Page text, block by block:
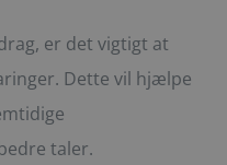
er det vigtigt at
Dette vil hjælpe
taler.